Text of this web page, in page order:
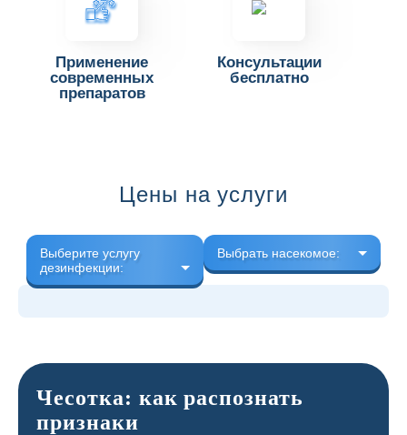
Применение
современных
препаратов
Консультации
бесплатно
Цены на услуги
Выберите услугу
дезинфекции:
Выбрать насекомое:
Чесотка: как распознать
признаки